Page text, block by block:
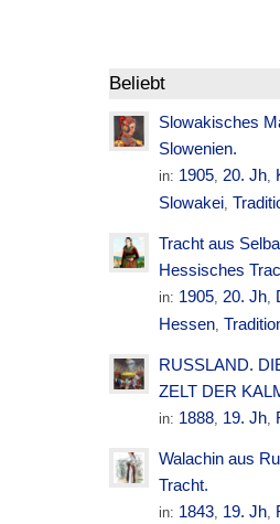
Beliebt
Slowakisches
Slowenien.
in: 1905,20. Jh,
Slowakei,
Tracht aus
Hessisches
in: 1905,20. Jh,
Hessen,
RUSSLAND.
ZELT DER
in: 1888, 19. Jh,
Walachin aus
Tracht.
in: 1843, 19. Jh,